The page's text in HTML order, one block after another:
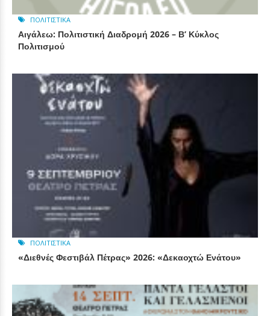
ΠΟΛΙΤΙΣΤΙΚΆ
Αιγάλεω: Πολιτιστική Διαδρομή 2026 – Β’ Κύκλος
Πολιτισμού
ΠΟΛΙΤΙΣΤΙΚΆ
«Διεθνές Φεστιβάλ Πέτρας» 2026: «Δεκαοχτώ Ενάτου»